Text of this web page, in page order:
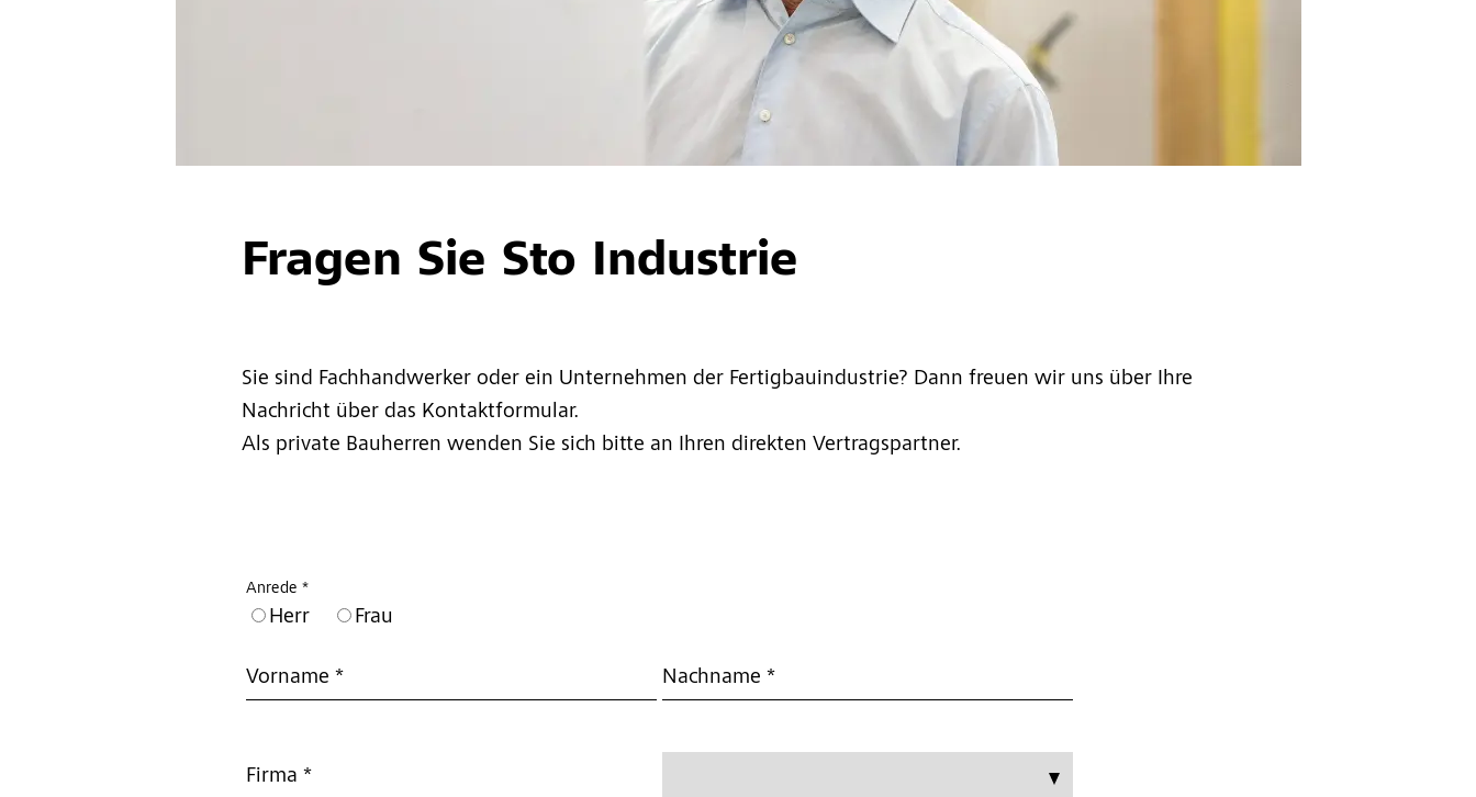
Fragen Sie Sto Industrie
Sie sind Fachhandwerker oder ein Unternehmen der Fertigbauindustrie? Dann freuen wir uns über Ihre
Nachricht über das Kontaktformular.
Als private Bauherren wenden Sie sich bitte an Ihren direkten Vertragspartner.